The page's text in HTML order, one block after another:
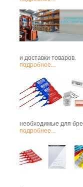
и доставки товаров.
подробнее...
необходимые для
подробнее...